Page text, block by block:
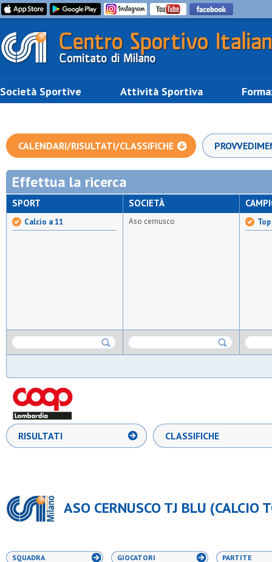
Società Sportive Attività Sportiva
CALENDARI/RISULTATI/CLASSIFICHE
Effettua la ricerca
SPORT
Calcio a 11
SOCIETÀ
Aso cernusco
RISULTATI CLASSIFICHE
ASO CERNUSCO TJ BLU (CALCIO
SQUADRA GIOCATORI PARTITE